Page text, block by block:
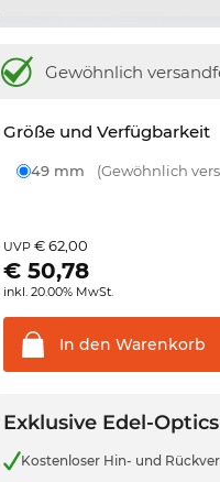
Gewöhnlich
Größe und Verfügbarkeit
49 mm (Gewöhnlich
UVP€ 62,00
€50,78
inkl. 20.00% MwSt.
In den Warenkorb
Exklusive Edel-
Kostenloser Hin- und